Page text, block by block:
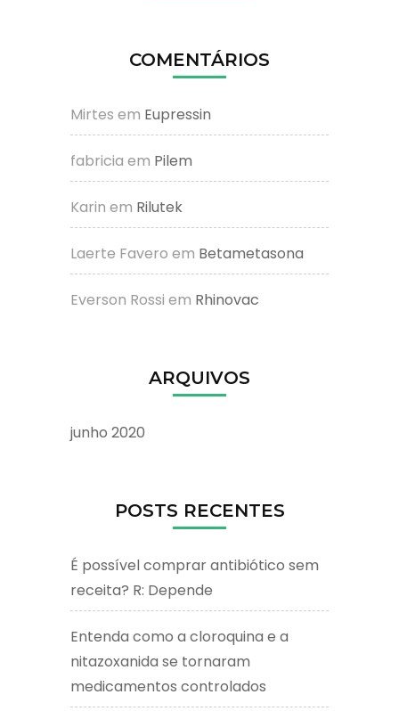
COMENTÁRIOS
Mirtes em Eupressin
fabricia em Pilem
Karin em Rilutek
Laerte Favero em Betametasona
Everson Rossi em Rhinovac
ARQUIVOS
junho 2020
POSTS RECENTES
É possível comprar antibiótico sem
receita? R: Depende
Entenda como a cloroquina e a
nitazoxanida se tornaram
medicamentos controlados